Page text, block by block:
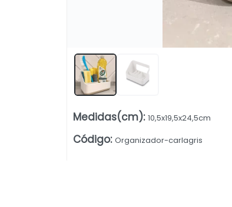
Medidas(cm): 10,5x19,5x24,5cm
Código: Organizador-carlagris